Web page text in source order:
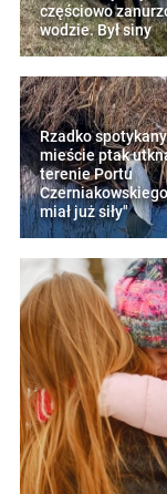
częściowo
wodzie. Był siny
Rzadko
mieście ptak
terenie Portu
miał już siły"